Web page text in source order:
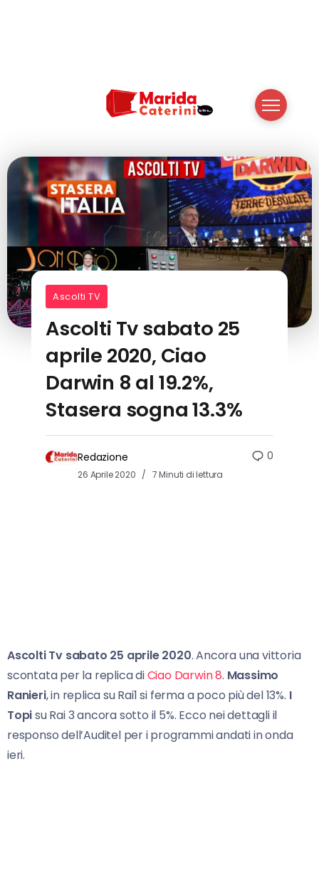
Ascolti TV
Ascolti Tv sabato 25
aprile 2020, Ciao
Darwin 8 al 19.2%,
Stasera sogna 13.3%
Redazione
26 Aprile 2020 7 Minuti di lettura
0
Ascolti Tv sabato 25 aprile 2020. Ancora una vittoria
scontata per la replica diCiao Darwin 8. Massimo
Ranieri, in replica su Rai1 si ferma a poco più del 13%. I
Topisu Rai 3 ancora sotto il 5%. Ecco nei dettagli il
responso dell’Auditel per i programmi andati in onda
ieri.